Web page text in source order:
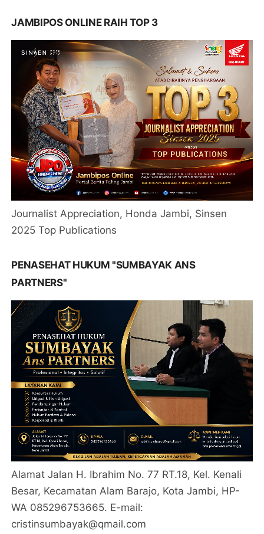
JAMBIPOS ONLINE RAIH TOP 3
Journalist Appreciation, Honda Jambi, Sinsen
2025 Top Publications
PENASEHAT HUKUM "SUMBAYAK ANS
PARTNERS"
Alamat Jalan H. Ibrahim No. 77 RT.18, Kel. Kenali
Besar, Kecamatan Alam Barajo, Kota Jambi, HP-
WA 085296753665. E-mail:
cristinsumbayak@qmail.com